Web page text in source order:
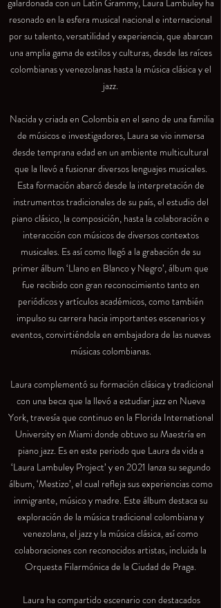
galardonada con un Latín Grammy, Laura Lambuley ha
resonado en la esfera musical nacional e internacional
por su talento, versatilidad y experiencia, que abarcan
una amplia gama de estilos y culturas, desde las raíces
colombianas y venezolanas hasta la música clásica y el
jazz.
Nacida y criada en Colombia en el seno de una familia
de músicos e investigadores, Laura se vio inmersa
desde temprana edad en un ambiente multicultural
que la llevó a fusionar diversos lenguajes musicales.
Esta formación abarcó desde la interpretación de
instrumentos tradicionales de su país, el estudio del
piano clásico, la composición, hasta la colaboración e
interacción con músicos de diversos contextos
musicales. Es así como llegó a la grabación de su
primer álbum ‘Llano en Blanco y Negro’, álbum que
fue recibido con gran reconocimiento tanto en
periódicos y artículos académicos, como también
impulso su carrera hacia importantes escenarios y
eventos, convirtiéndola en embajadora de las nuevas
músicas colombianas.
Laura complementó su formación clásica y tradicional
con una beca que la llevó a estudiar jazz en Nueva
York, travesía que continuo en la Florida International
University en Miami donde obtuvo su Maestría en
piano jazz. Es en este periodo que Laura da vida a
‘Laura Lambuley Project’ y en 2021 lanza su segundo
álbum, ‘Mestizo’, el cual refleja sus experiencias como
inmigrante, músico y madre. Este álbum destaca su
exploración de la música tradicional colombiana y
venezolana, el jazz y la música clásica, así como
colaboraciones con reconocidos artistas, incluida la
Orquesta Filarmónica de la Ciudad de Praga.
Laura ha compartido escenario con destacados